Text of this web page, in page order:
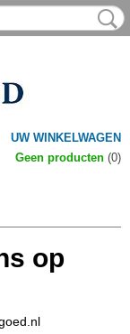
UW WINKELWAGEN
Geen producten (0)
op